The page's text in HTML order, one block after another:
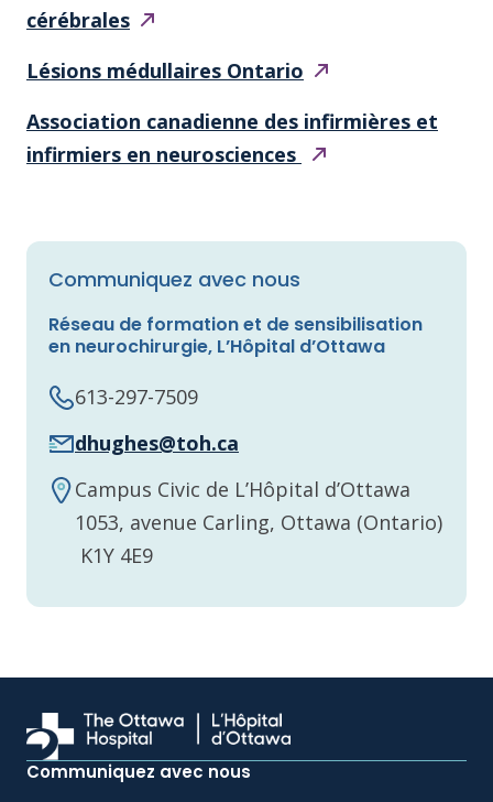
cérébrales
Lésions médullaires Ontario
Association canadienne des infirmières et
infirmiers en neurosciences
Communiquez avec nous
Réseau de formation et de sensibilisation
en neurochirurgie, L’Hôpital d’Ottawa
613-297-7509
dhughes@toh.ca
Campus Civic de L’Hôpital d’Ottawa
1053, avenue Carling, Ottawa (Ontario)
K1Y 4E9
Communiquez avec nous